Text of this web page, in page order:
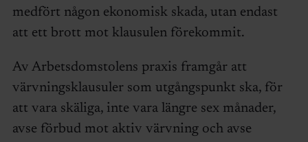
medfört någon ekonomisk skada, utan endast
att ett brott mot klausulen förekommit.
Av Arbetsdomstolens praxis framgår att
värvningsklausuler som utgångspunkt ska, för
att vara skäliga, inte vara längre sex månader,
avse förbud mot aktiv värvning och avse